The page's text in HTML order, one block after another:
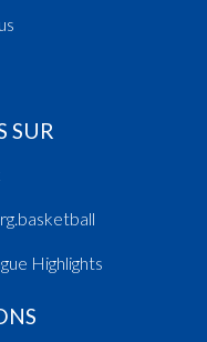
SUR
Highlights